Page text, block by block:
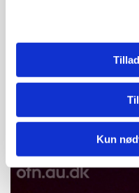
Kun
beregning skulle
supercomputer,
Deltagelse er gratis,